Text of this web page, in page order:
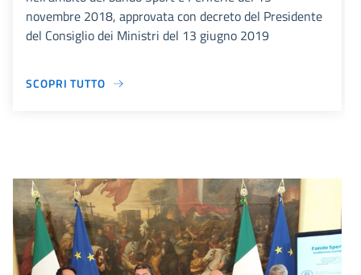
novembre 2018, approvata con decreto del Presidente
del Consiglio dei Ministri del 13 giugno 2019
SCOPRI TUTTO